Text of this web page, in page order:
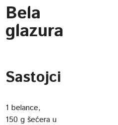
Bela
glazura
Sastojci
1 belance,
150 g šećera u